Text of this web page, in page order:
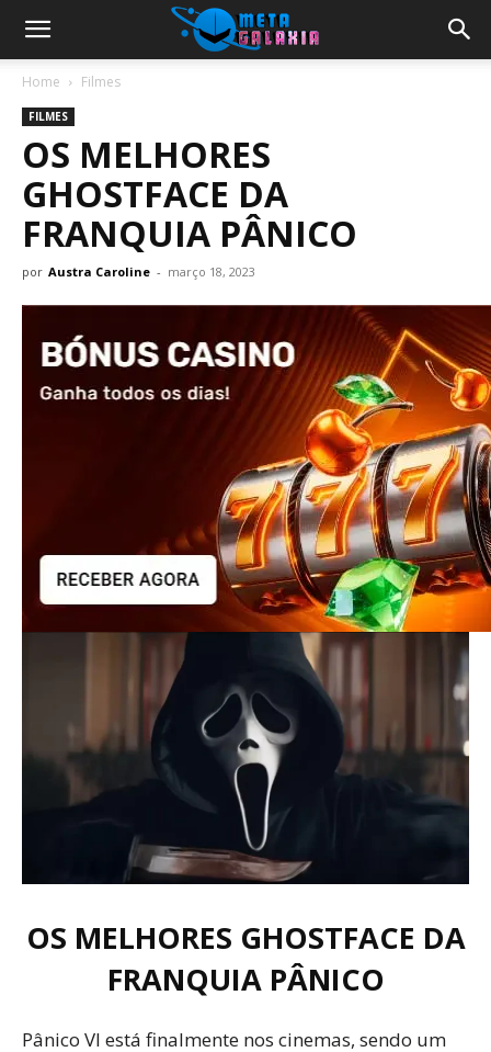
Home Filmes
FILMES
OS MELHORES
GHOSTFACE DA
FRANQUIA PÂNICO
por Austra Caroline - março 18, 2023
OS MELHORES GHOSTFACE DA
FRANQUIA PÂNICO
Pânico VI está finalmente nos cinemas, sendo um